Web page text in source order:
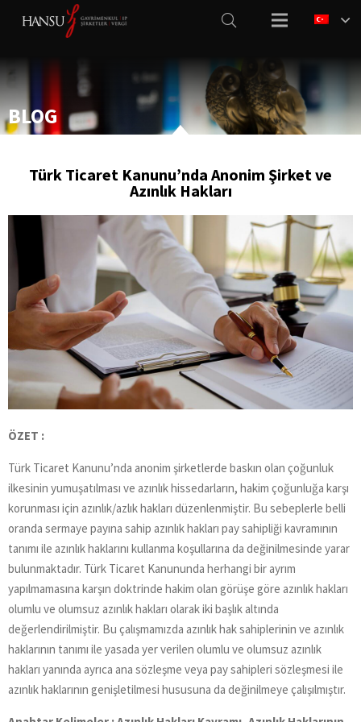
BLOG
Türk Ticaret Kanunu’nda Anonim Şirket ve
Azınlık Hakları
ÖZET :
Türk Ticaret Kanunu’nda anonim şirketlerde baskın olan çoğunluk
ilkesinin yumuşatılması ve azınlık hissedarların, hakim çoğunluğa karşı
korunması için azınlık/azlık hakları düzenlenmiştir. Bu sebeplerle belli
oranda sermaye payına sahip azınlık hakları pay sahipliği kavramının
tanımı ile azınlık haklarını kullanma koşullarına da değinilmesinde yarar
bulunmaktadır. Türk Ticaret Kanununda herhangi bir ayrım
yapılmamasına karşın doktrinde hakim olan görüşe göre azınlık hakları
olumlu ve olumsuz azınlık hakları olarak iki başlık altında
değerlendirilmiştir. Bu çalışmamızda azınlık hak sahiplerinin ve azınlık
haklarının tanımı ile yasada yer verilen olumlu ve olumsuz azınlık
hakları yanında ayrıca ana sözleşme veya pay sahipleri sözleşmesi ile
azınlık haklarının genişletilmesi hususuna da değinilmeye çalışılmıştır.